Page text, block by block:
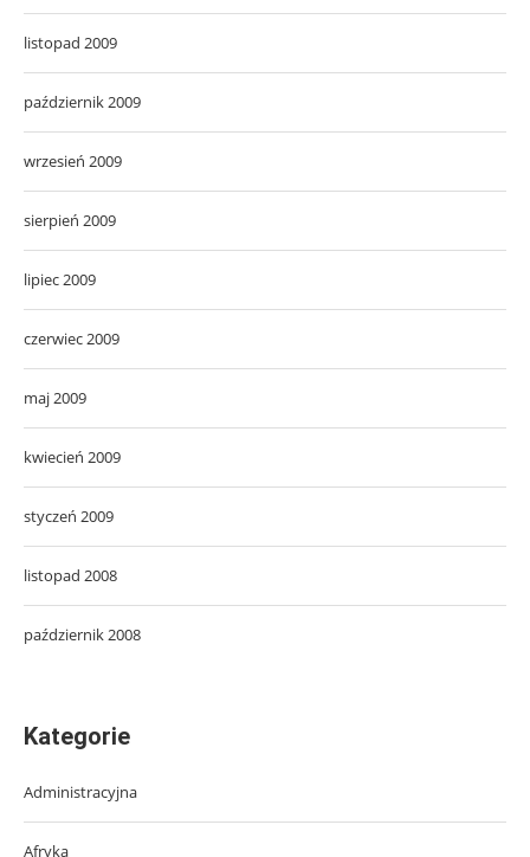
listopad 2009
październik 2009
wrzesień 2009
sierpień 2009
lipiec 2009
czerwiec 2009
maj 2009
kwiecień 2009
styczeń 2009
listopad 2008
październik 2008
Kategorie
Administracyjna
Afryka